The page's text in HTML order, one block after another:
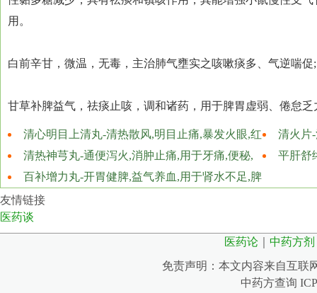
用。
白前辛甘，微温，无毒，主治肺气壅实之咳嗽痰多、气逆喘促;
甘草补脾益气，祛痰止咳，调和诸药，用于脾胃虚弱、倦怠
清心明目上清丸-清热散风,明目止痛,暴发火眼,红
肿痛痒,热泪昏花,云翳遮睛,头痛目眩,烦燥口渴,大便
燥结
清火片
目眩,口鼻
清热神芎丸-通便泻火,消肿止痛,用于牙痛,便秘,
目赤鼻肿
平肝舒
百补增力丸-开胃健脾,益气养血,用于肾水不足,脾
胃失和引起的自汗盗汗,腰腿疼痛,精神疲倦,劳伤过
度,咳嗽咯血,食欲不振,消化不良
友情链接
医药谈
医药论 中药方剂
免责声明：本文内容来自互联
中药方查询